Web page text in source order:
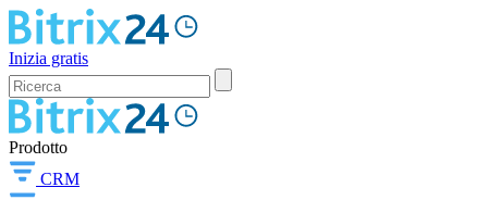
Inizia gratis
Prodotto
CRM